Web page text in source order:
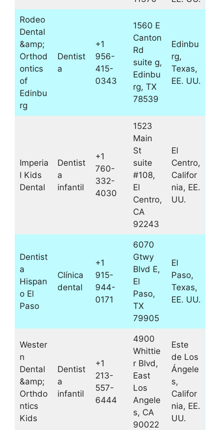
Rodeo
Dental
&amp;
Orthod
ontics
of
Edinbu
rg
Dentist
a
+1
956-
415-
0343
1560 E
Canton
Rd
suite g,
Edinbu
rg, TX
78539
Edinbu
rg,
Texas,
EE. UU.
Imperia
l Kids
Dental
Dentist
a
infantil
+1
760-
332-
4030
1523
Main
St
suite
#108,
El
Centro,
CA
92243
El
Centro,
Califor
nia, EE.
UU.
Dentist
a
Hispan
o El
Paso
Clínica
dental
+1
915-
944-
0171
6070
Gtwy
Blvd E,
El
Paso,
TX
79905
El
Paso,
Texas,
EE. UU.
Wester
n
Dental
&amp;
Orthdo
ntics
Kids
Dentist
a
infantil
+1
213-
557-
6444
4900
Whittie
r Blvd,
East
Los
Angele
s, CA
90022
Este
de Los
Ángele
s,
Califor
nia, EE.
UU.